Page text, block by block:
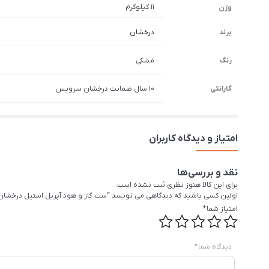
وزن 11 کیلوگرم
برند درخشان
رنگ مشکی
گارانتی 10 سال ضمانت درخشان سرویس
امتیاز و دیدگاه کاربران
نقد و بررسی‌ها
برای این کالا هنوز نظری ثبت نشده است.
اولین کسی باشید که دیدگاهی می نویسد “ست گاز و هود آپریل استیل
امتیاز شما*
دیدگاه شما*